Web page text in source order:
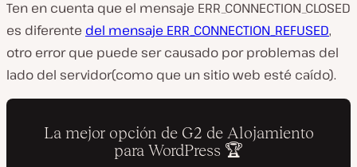
Ten en cuenta que el mensaje ERR_CONNECTION_CLOSED
es diferente del mensaje ERR_CONNECTION_REFUSED,
otro errorque puede ser causado por problemas del
lado del servidor(como que un sitio web esté caído).